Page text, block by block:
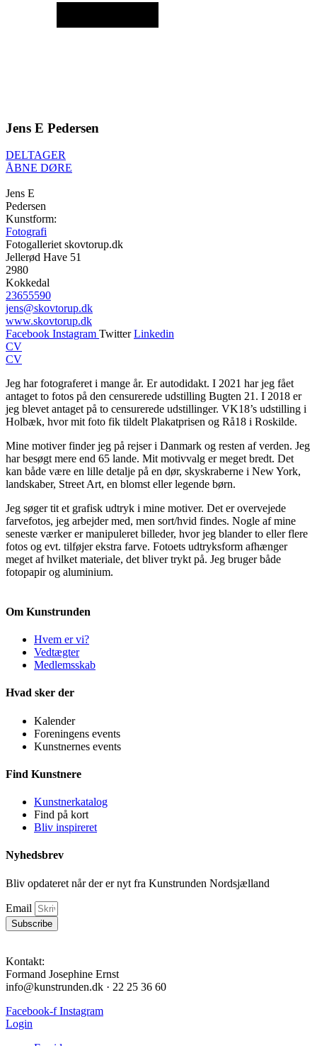
Jens E Pedersen
DELTAGER
ÅBNE DØRE
Jens E
Pedersen
Kunstform:
Fotografi
Fotogalleriet skovtorup.dk
Jellerød Have 51
2980
Kokkedal
23655590
jens@skovtorup.dk
www.skovtorup.dk
Facebook Instagram Twitter Linkedin
CV
CV
Jeg har fotograferet i mange år. Er autodidakt. I 2021 har jeg fået
antaget to fotos på den censurerede udstilling Bugten 21. I 2018 er
jeg blevet antaget på to censurerede udstillinger. VK18’s udstilling i
Holbæk, hvor mit foto fik tildelt Plakatprisen og Rå18 i Roskilde.
Mine motiver finder jeg på rejser i Danmark og resten af verden. Jeg
har besøgt mere end 65 lande. Mit motivvalg er meget bredt. Det
kan både være en lille detalje på en dør, skyskraberne i New York,
landskaber, Street Art, en blomst eller legende børn.
Jeg søger tit et grafisk udtryk i mine motiver. Det er overvejede
farvefotos, jeg arbejder med, men sort/hvid findes. Nogle af mine
seneste værker er manipuleret billeder, hvor jeg blander to eller flere
fotos og evt. tilføjer ekstra farve. Fotoets udtryksform afhænger
meget af hvilket materiale, det bliver trykt på. Jeg bruger både
fotopapir og aluminium.
Om Kunstrunden
Hvem er vi?
Vedtægter
Medlemsskab
Hvad sker der
Kalender
Foreningens events
Kunstnernes events
Find Kunstnere
Kunstnerkatalog
Find på kort
Bliv inspireret
Nyhedsbrev
Bliv opdateret når der er nyt fra Kunstrunden Nordsjælland
Email
Subscribe
Kontakt:
Formand Josephine Ernst
info@kunstrunden.dk · 22 25 36 60
Facebook-f Instagram
Login